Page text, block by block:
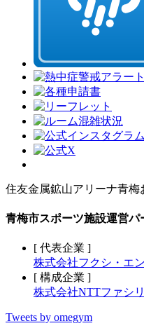
住友金属鉱山アリーナ青
青梅市スポーツ施設運営パ
[ 代表企業 ]
株式会社フクシ・エ
[ 構成企業 ]
株式会社NTTファシ
Tweets by omegym